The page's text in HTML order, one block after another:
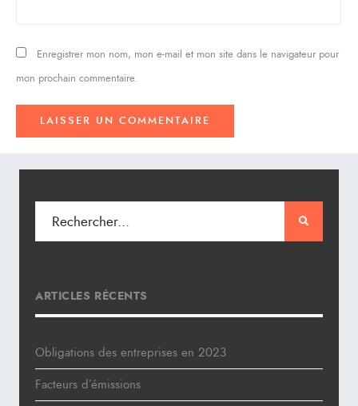
Enregistrer mon nom, mon e-mail et mon site dans le navigateur pour
mon prochain commentaire.
ARTICLES RÉCENTS
Obligations des entreprises en 2023
Facteurs d’émissions